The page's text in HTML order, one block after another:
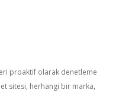
proaktif olarak denetleme
sitesi, herhangi bir marka,